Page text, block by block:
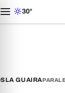
30°
LA GUAIRA